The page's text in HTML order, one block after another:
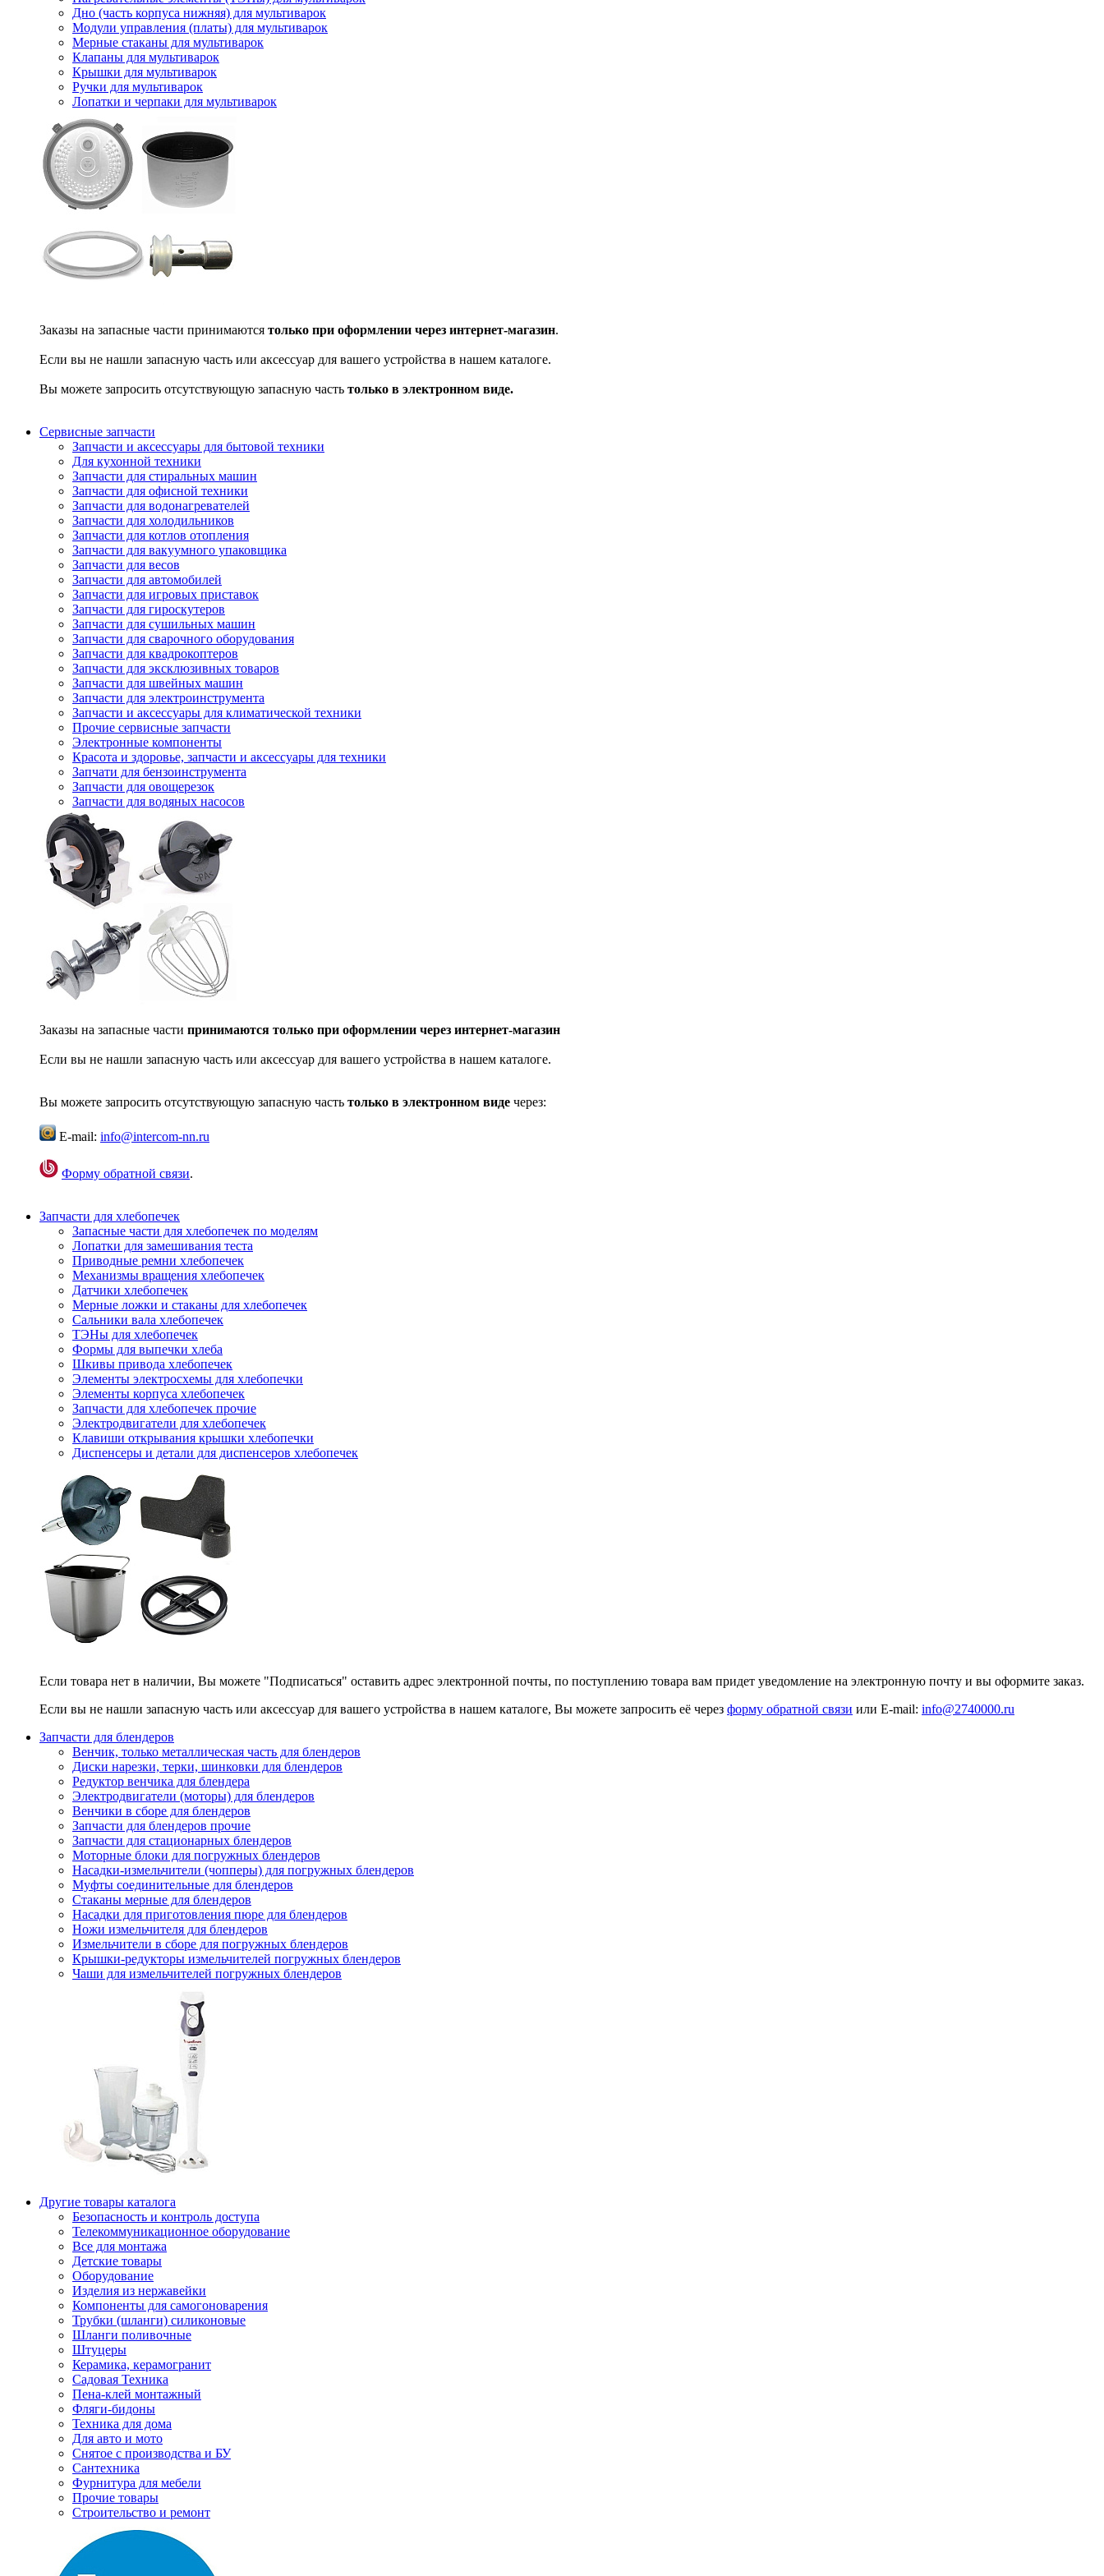
Дно (часть корпуса нижняя) для мультиварок
Модули управления (платы) для мультиварок
Мерные стаканы для мультиварок
Клапаны для мультиварок
Крышки для мультиварок
Ручки для мультиварок
Лопатки и черпаки для мультиварок
Заказы на запасные части принимаются только при оформлении через интернет-магазин.
Если вы не нашли запасную часть или аксессуар для вашего устройства в нашем каталоге.
Вы можете запросить отсутствующую запасную часть только в электронном виде.
Сервисные запчасти
Запчасти и аксессуары для бытовой техники
Для кухонной техники
Запчасти для стиральных машин
Запчасти для офисной техники
Запчасти для водонагревателей
Запчасти для холодильников
Запчасти для котлов отопления
Запчасти для вакуумного упаковщика
Запчасти для весов
Запчасти для автомобилей
Запчасти для игровых приставок
Запчасти для гироскутеров
Запчасти для сушильных машин
Запчасти для сварочного оборудования
Запчасти для квадрокоптеров
Запчасти для эксклюзивных товаров
Запчасти для швейных машин
Запчасти для электроинструмента
Запчасти и аксессуары для климатической техники
Прочие сервисные запчасти
Электронные компоненты
Красота и здоровье, запчасти и аксессуары для техники
Запчати для бензоинструмента
Запчасти для овощерезок
Запчасти для водяных насосов
Заказы на запасные части принимаются только при оформлении через интернет-магазин
Если вы не нашли запасную часть или аксессуар для вашего устройства в нашем каталоге.
Вы можете запросить отсутствующую запасную часть только в электронном виде через:
E-mail: info@intercom-nn.ru
Форму обратной связи.
Запчасти для хлебопечек
Запасные части для хлебопечек по моделям
Лопатки для замешивания теста
Приводные ремни хлебопечек
Механизмы вращения хлебопечек
Датчики хлебопечек
Мерные ложки и стаканы для хлебопечек
Сальники вала хлебопечек
ТЭНы для хлебопечек
Формы для выпечки хлеба
Шкивы привода хлебопечек
Элементы электросхемы для хлебопечки
Элементы корпуса хлебопечек
Запчасти для хлебопечек прочие
Электродвигатели для хлебопечек
Клавиши открывания крышки хлебопечки
Диспенсеры и детали для диспенсеров хлебопечек
Если товара нет в наличии, Вы можете "Подписаться" оставить адрес электронной почты, по поступлению товара вам придет уведомление на электронную почту и вы оформите заказ.
Если вы не нашли запасную часть или аксессуар для вашего устройства в нашем каталоге, Вы можете запросить её через форму обратной связи или E-mail: info@2740000.ru
Запчасти для блендеров
Венчик, только металлическая часть для блендеров
Диски нарезки, терки, шинковки для блендеров
Редуктор венчика для блендера
Электродвигатели (моторы) для блендеров
Венчики в сборе для блендеров
Запчасти для блендеров прочие
Запчасти для стационарных блендеров
Моторные блоки для погружных блендеров
Насадки-измельчители (чопперы) для погружных блендеров
Муфты соединительные для блендеров
Стаканы мерные для блендеров
Насадки для приготовления пюре для блендеров
Ножи измельчителя для блендеров
Измельчители в сборе для погружных блендеров
Крышки-редукторы измельчителей погружных блендеров
Чаши для измельчителей погружных блендеров
Другие товары каталога
Безопасность и контроль доступа
Телекоммуникационное оборудование
Все для монтажа
Детские товары
Оборудование
Изделия из нержавейки
Компоненты для самогоноварения
Трубки (шланги) силиконовые
Шланги поливочные
Штуцеры
Керамика, керамогранит
Садовая Техника
Пена-клей монтажный
Фляги-бидоны
Техника для дома
Для авто и мото
Снятое с производства и БУ
Сантехника
Фурнитура для мебели
Прочие товары
Строительство и ремонт